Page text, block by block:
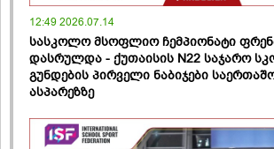
12:49 2026.07.14
სასკოლო მსოფლიო ჩემპიონატი
დასრულდა - ქუთაისის N22 საჯარო
გუნდების პირველი ნაბიჯები
ასპარეზზე